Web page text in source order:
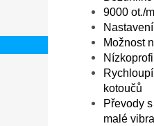
9000 ot./
Možnost
kotoučů
Převody
malé